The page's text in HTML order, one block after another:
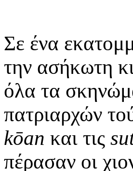
Σε ένα
την ασήκωτη
όλα τα
πατριαρχών
kōan και τις
πέρασαν οι